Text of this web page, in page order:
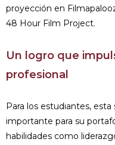
proyección en
48 Hour Film Project.
Un logro que
profesional
Para los estudiantes,
importante para su
habilidades como